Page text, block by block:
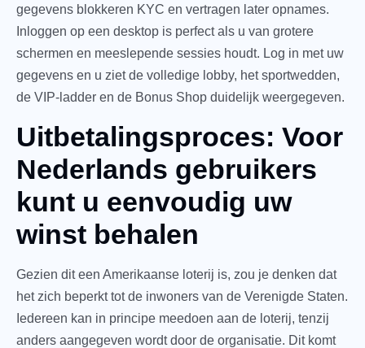
gegevens blokkeren KYC en vertragen later opnames.
Inloggen op een desktop is perfect als u van grotere
schermen en meeslepende sessies houdt. Log in met uw
gegevens en u ziet de volledige lobby, het sportwedden,
de VIP-ladder en de Bonus Shop duidelijk weergegeven.
Uitbetalingsproces: Voor
Nederlands gebruikers
kunt u eenvoudig uw
winst behalen
Gezien dit een Amerikaanse loterij is, zou je denken dat
het zich beperkt tot de inwoners van de Verenigde Staten.
Iedereen kan in principe meedoen aan de loterij, tenzij
anders aangegeven wordt door de organisatie. Dit komt